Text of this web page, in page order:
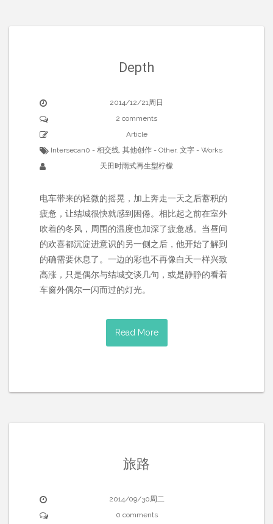
Depth
2014/12/21周日
2 comments
Article
Intersecan0 - 相交线, 其他创作 - Other, 文字 - Works
天田时雨式再生型柠檬
电车带来的轻微的摇晃，加上奔走一天之后蓄积的
疲惫，让结城很快就感到困倦。相比起之前在室外
吹着的冬风，周围的温度也加深了疲惫感。当昼间
的欢喜都沉淀进意识的另一侧之后，他开始了解到
的确需要休息了。一边的彩也不再像白天一样兴致
高涨，只是偶尔与结城交谈几句，或是静静的看着
车窗外偶尔一闪而过的灯光。
Read More
旅路
2014/09/30周二
0 comments